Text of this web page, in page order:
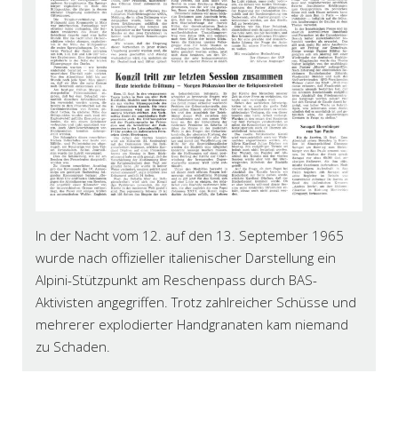
In der Nacht vom 12. auf den 13. September 1965
wurde nach offizieller italienischer Darstellung ein
Alpini-Stützpunkt am Reschenpass durch BAS-
Aktivisten angegriffen. Trotz zahlreicher Schüsse und
mehrerer explodierter Handgranaten kam niemand
zu Schaden.